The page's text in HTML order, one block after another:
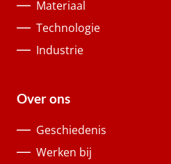
Materiaal
Technologie
Industrie
Over ons
Geschiedenis
Werken bij